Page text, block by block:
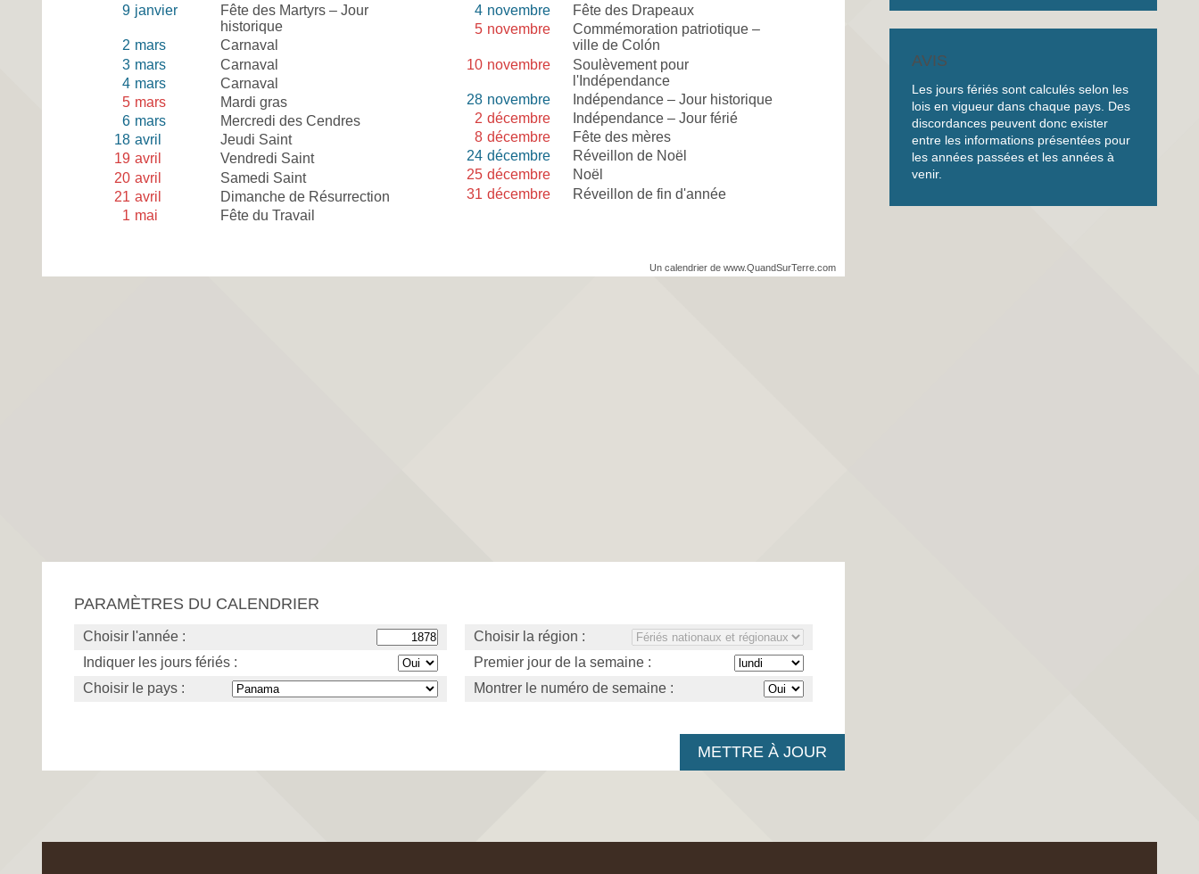
9 janvier
Fête des Martyrs – Jour
historique
2 mars
Carnaval
3 mars
Carnaval
4 mars
Carnaval
5 mars
Mardi gras
6 mars
Mercredi des Cendres
18 avril
Jeudi Saint
19 avril
Vendredi Saint
20 avril
Samedi Saint
21 avril
Dimanche de Résurrection
1 mai Fête du Travail
4 novembre
Fête des Drapeaux
5 novembre
Commémoration patriotique –
ville de Colón
10 novembre
Soulèvement pour
l'Indépendance
28 novembre
Indépendance – Jour historique
2 décembre
Indépendance – Jour férié
8 décembre
Fête des mères
24 décembre
Réveillon de Noël
25 décembre
Noël
31 décembre Réveillon de fin d'année
Un calendrier de www.QuandSurTerre.com
PARAMÈTRES DU CALENDRIER
Choisir l'année :
Indiquer les jours fériés :
Choisir le pays :
Choisir la région :
Premier jour de la semaine :
Montrer le numéro de semaine :
AVIS
Les jours fériés sont calculés selon les
lois en vigueur dans chaque pays. Des
discordances peuvent donc exister
entre les informations présentées pour
les années passées et les années à
venir.